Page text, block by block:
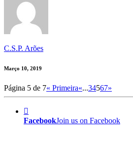
C.S.P. Arões
Março 10, 2019
Página 5 de 7« Primeira«...34567»
FacebookJoin us on Facebook